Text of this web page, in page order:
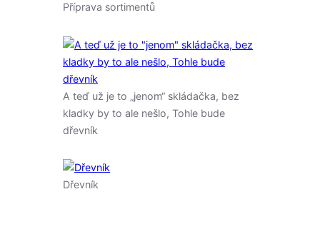
Příprava sortimentů
A teď už je to „jenom“ skládačka, bez
kladky by to ale nešlo, Tohle bude
dřevník
Dřevník